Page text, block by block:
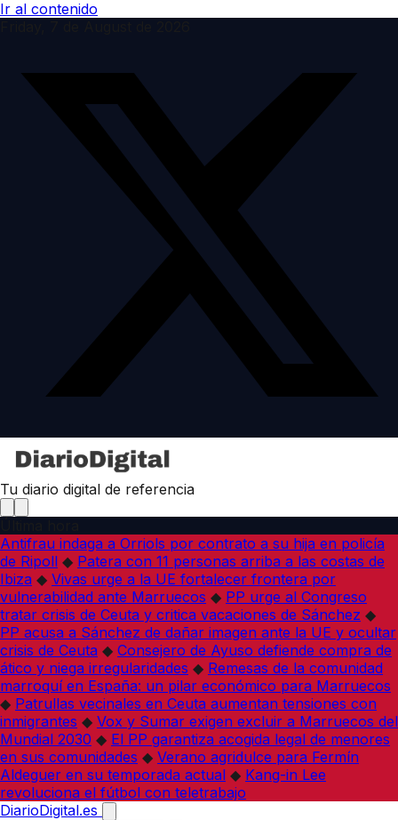
Ir al contenido
Tu diario digital de referencia
Antifrau indaga a Orriols por contrato a su hija en policía
de Ripoll ◆ Patera con 11 personas arriba a las costas de
Ibiza ◆ Vivas urge a la UE fortalecer frontera por
vulnerabilidad ante Marruecos ◆ PP urge al Congreso
tratar crisis de Ceuta y critica vacaciones de Sánchez ◆
PP acusa a Sánchez de dañar imagen ante la UE y ocultar
crisis de Ceuta ◆ Consejero de Ayuso defiende compra de
ático y niega irregularidades ◆ Remesas de la comunidad
marroquí en España: un pilar económico para Marruecos
◆ Patrullas vecinales en Ceuta aumentan tensiones con
inmigrantes ◆ Vox y Sumar exigen excluir a Marruecos del
Mundial 2030 ◆ El PP garantiza acogida legal de menores
en sus comunidades ◆ Verano agridulce para Fermín
Aldeguer en su temporada actual ◆ Kang-in Lee
revoluciona el fútbol con teletrabajo
DiarioDigital.es